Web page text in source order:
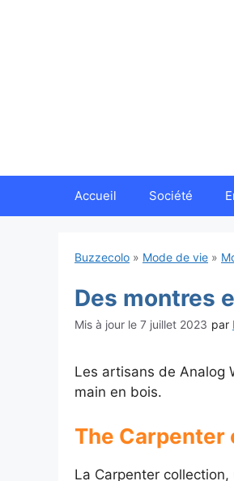
Accueil Société
Buzzecolo » Mode de vie »
Des montres
7 juillet 2023 par
Les artisans de Analog
main en bois.
The Carpenter
La Carpenter